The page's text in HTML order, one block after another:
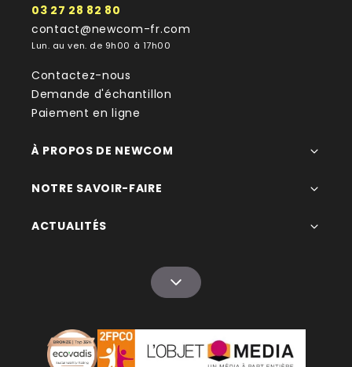
03 27 28 82 80
contact@newcom-fr.com
Lun. au ven. de 9h00 à 17h00
Contactez-nous
Demande d'échantillon
Paiement en ligne
À PROPOS DE NEWCOM
NOTRE SAVOIR-FAIRE
ACTUALITÉS